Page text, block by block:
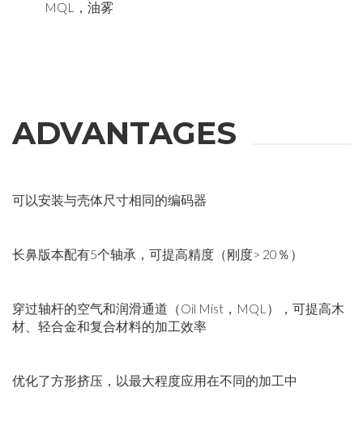
MQL，油雾
ADVANTAGES
可以安装与壳体尺寸相同的编码器
长鼻版本配有5个轴承，可提高精度（刚度> 20％）
穿过轴杆的空气和润滑通道（Oil Mist，MQL），可提高木
材、轻合金和复合材料的加工效率
优化了方形挤压，以最大程度应用在不同的加工中